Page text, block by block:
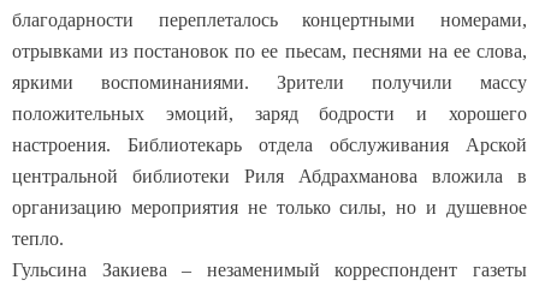
благодарности переплеталось концертными номерами,
отрывками из постановок по ее пьесам, песнями на ее слова,
яркими воспоминаниями. Зрители получили массу
положительных эмоций, заряд бодрости и хорошего
настроения. Библиотекарь отдела обслуживания Арской
центральной библиотеки Риля Абдрахманова вложила в
организацию мероприятия не только силы, но и душевное
тепло.
Гульсина Закиева – незаменимый корреспондент газеты